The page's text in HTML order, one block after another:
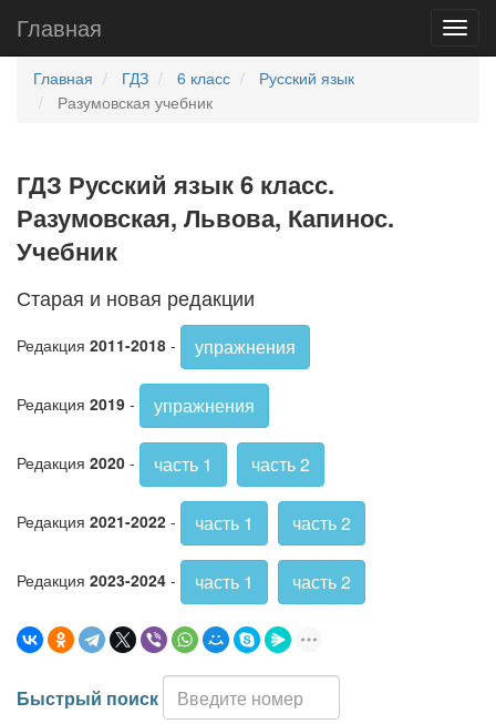
Главная
Главная ГДЗ 6 класс
Русский язык
Разумовская учебник
ГДЗ Русский язык 6 класс.
Разумовская, Львова, Капинос.
Учебник
Старая и новая редакции
Редакция 2011-2018 - упражнения
Редакция 2019 - упражнения
Редакция 2020 - часть 1 часть 2
Редакция 2021-2022 - часть 1 часть 2
Редакция 2023-2024 - часть 1 часть 2
Быстрый поиск